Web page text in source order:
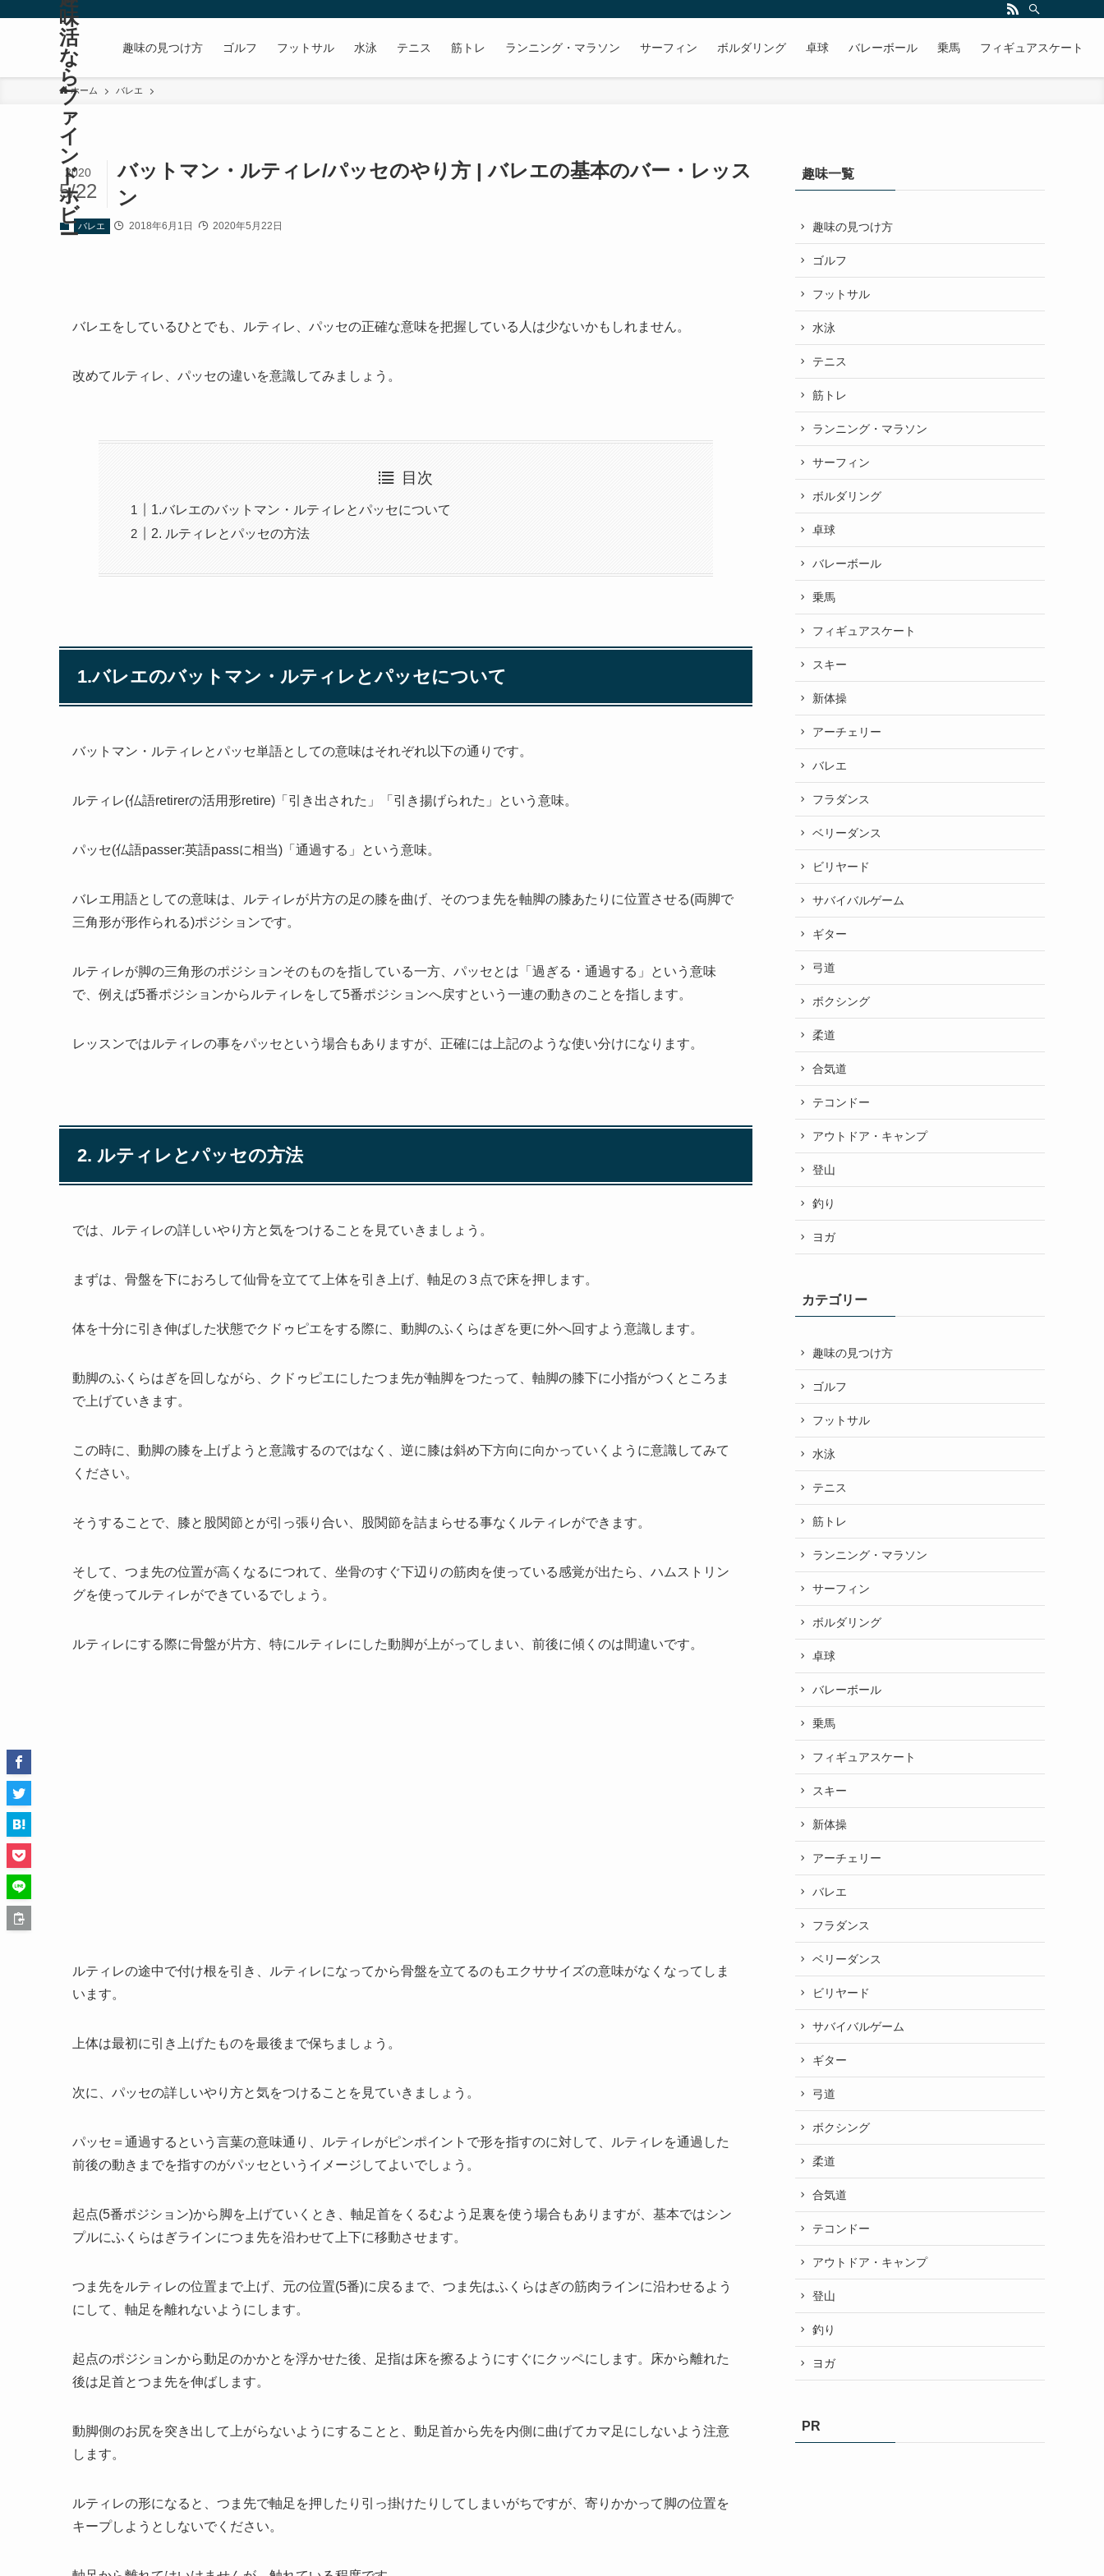
味
活
な
ら
フ
ァ
イ
ン
ド
ホ
ビ
ー
趣味の見つけ方 ゴルフ フットサル 水泳 テニス 筋トレ ランニング・マラソン サーフィン ボルダリング 卓球 バレーボール 乗馬 フィギュアスケート
ホーム バレエ
バットマン・ルティレ/パッセのやり方 | バレエの基本のバー・レッス
ン
2020
5/22
バレエ 2018年6月1日 2020年5月22日
バレエをしているひとでも、ルティレ、パッセの正確な意味を把握している人は少ないかもしれません。
改めてルティレ、パッセの違いを意識してみましょう。
目次
1.バレエのバットマン・ルティレとパッセについて
2. ルティレとパッセの方法
1.バレエのバットマン・ルティレとパッセについて
バットマン・ルティレとパッセ単語としての意味はそれぞれ以下の通りです。
ルティレ(仏語retirerの活用形retire)「引き出された」「引き揚げられた」という意味。
パッセ(仏語passer:英語passに相当)「通過する」という意味。
バレエ用語としての意味は、ルティレが片方の足の膝を曲げ、そのつま先を軸脚の膝あたりに位置させる(両脚で
三角形が形作られる)ポジションです。
ルティレが脚の三角形のポジションそのものを指している一方、パッセとは「過ぎる・通過する」という意味
で、例えば5番ポジションからルティレをして5番ポジションへ戻すという一連の動きのことを指します。
レッスンではルティレの事をパッセという場合もありますが、正確には上記のような使い分けになります。
2. ルティレとパッセの方法
では、ルティレの詳しいやり方と気をつけることを見ていきましょう。
まずは、骨盤を下におろして仙骨を立てて上体を引き上げ、軸足の３点で床を押します。
体を十分に引き伸ばした状態でクドゥピエをする際に、動脚のふくらはぎを更に外へ回すよう意識します。
動脚のふくらはぎを回しながら、クドゥピエにしたつま先が軸脚をつたって、軸脚の膝下に小指がつくところま
で上げていきます。
この時に、動脚の膝を上げようと意識するのではなく、逆に膝は斜め下方向に向かっていくように意識してみて
ください。
そうすることで、膝と股関節とが引っ張り合い、股関節を詰まらせる事なくルティレができます。
そして、つま先の位置が高くなるにつれて、坐骨のすぐ下辺りの筋肉を使っている感覚が出たら、ハムストリン
グを使ってルティレができているでしょう。
ルティレにする際に骨盤が片方、特にルティレにした動脚が上がってしまい、前後に傾くのは間違いです。
ルティレの途中で付け根を引き、ルティレになってから骨盤を立てるのもエクササイズの意味がなくなってしま
います。
上体は最初に引き上げたものを最後まで保ちましょう。
次に、パッセの詳しいやり方と気をつけることを見ていきましょう。
パッセ＝通過するという言葉の意味通り、ルティレがピンポイントで形を指すのに対して、ルティレを通過した
前後の動きまでを指すのがパッセというイメージしてよいでしょう。
起点(5番ポジション)から脚を上げていくとき、軸足首をくるむよう足裏を使う場合もありますが、基本ではシン
プルにふくらはぎラインにつま先を沿わせて上下に移動させます。
つま先をルティレの位置まで上げ、元の位置(5番)に戻るまで、つま先はふくらはぎの筋肉ラインに沿わせるよう
にして、軸足を離れないようにします。
起点のポジションから動足のかかとを浮かせた後、足指は床を擦るようにすぐにクッペにします。床から離れた
後は足首とつま先を伸ばします。
動脚側のお尻を突き出して上がらないようにすることと、動足首から先を内側に曲げてカマ足にしないよう注意
します。
ルティレの形になると、つま先で軸足を押したり引っ掛けたりしてしまいがちですが、寄りかかって脚の位置を
キープしようとしないでください。
趣味一覧
趣味の見つけ方
ゴルフ
フットサル
水泳
テニス
筋トレ
ランニング・マラソン
サーフィン
ボルダリング
卓球
バレーボール
乗馬
フィギュアスケート
スキー
新体操
アーチェリー
バレエ
フラダンス
ベリーダンス
ビリヤード
サバイバルゲーム
ギター
弓道
ボクシング
柔道
合気道
テコンドー
アウトドア・キャンプ
登山
釣り
ヨガ
カテゴリー
趣味の見つけ方
ゴルフ
フットサル
水泳
テニス
筋トレ
ランニング・マラソン
サーフィン
ボルダリング
卓球
バレーボール
乗馬
フィギュアスケート
スキー
新体操
アーチェリー
バレエ
フラダンス
ベリーダンス
ビリヤード
サバイバルゲーム
ギター
弓道
ボクシング
柔道
合気道
テコンドー
アウトドア・キャンプ
登山
釣り
ヨガ
PR